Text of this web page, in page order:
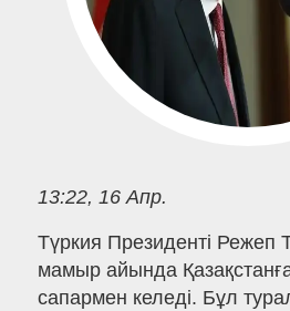
13:22, 16 Апр.
Түркия Президенті Режеп
мамыр айында
сапармен келеді. Бұл